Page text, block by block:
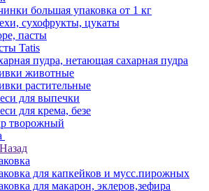
большая упаковка от 1 кг
сухофрукты, цукаты
пасты
Tatis
пудра, нетающая сахарная пудра
животные
растительные
для выпечки
для крема, безе
творожный
Назад
для капкейков и мусс.пирожных
для макарон, эклеров,зефира